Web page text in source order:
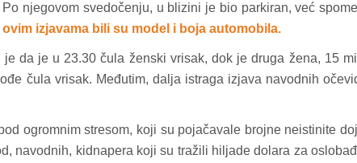
njegovom svedočenju, u blizini je bio parkiran, već
izjavama bili su model i boja automobila.
da je u 23.30 čula ženski vrisak, dok je druga žena, 15
čula vrisak. Međutim, dalja istraga izjava navodnih
ogromnim stresom, koji su pojačavale brojne neistinite
navodnih, kidnapera koji su tražili hiljade dolara za